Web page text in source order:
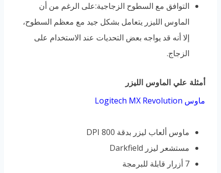
التوافق مع السطوح الزجاجية:على الرغم من أن
الماوس الليزر يتعامل بشكل جيد مع معظم السطوح،
إلا أنه قد يواجه بعض التحديات عند الاستخدام على
الزجاج.
أمثلة علي الماوس الليزر
ماوس Logitech MX Revolution
ماوس ألعاب ليزر بدقة 800 DPI
مستشعر ليزر Darkfield
7 أزرار قابلة للبرمجة